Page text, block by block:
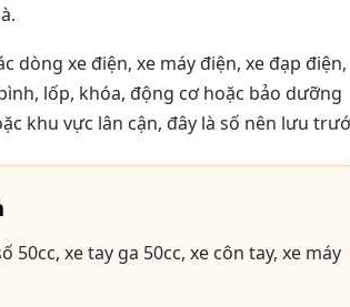
dòng xe điện, xe máy điện, xe đạp điện,
lốp, khóa, động cơ hoặc bảo dưỡng
khu vực lân cận, đây là số nên lưu
50cc, xe tay ga 50cc, xe côn tay, xe máy